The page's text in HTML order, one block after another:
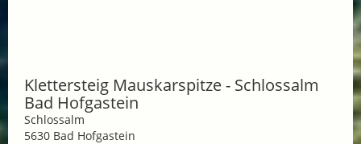
Klettersteig Mauskarspitze - Schlossalm
Bad Hofgastein
Schlossalm
5630 Bad Hofgastein